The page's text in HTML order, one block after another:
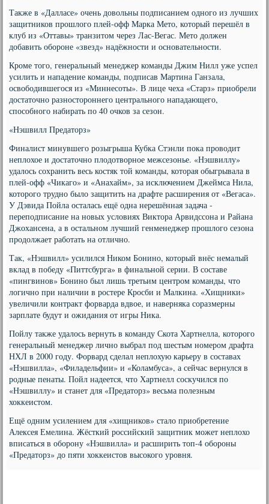
Также в «Далласе» очень довольны подписанием одного из лучших
защитников прошлого плей-офф Марка Мето, который перешёл в
клуб из «Оттавы» транзитом через Лас-Вегас. Мето должен
добавить обороне «звезд» надёжности и основательности.
Кроме того, генеральный менеджер команды Джим Нилл уже успел
усилить и нападение команды, подписав Мартина Ганзала,
освободившегося из «Миннесоты». В лице чеха «Старз» приобрели
достаточно разностороннего центрального нападающего,
способного набирать по 40 очков за сезон.
«Нэшвилл Предаторз»
Финалист минувшего розыгрыша Кубка Стэнли пока проводит
неплохое и достаточно плодотворное межсезонье. «Нэшвиллу»
удалось сохранить весь костяк той команды, которая обыгрывала в
плей-офф «Чикаго» и «Анахайм», за исключением Джеймса Нила,
которого трудно было защитить на драфте расширения от «Вегаса».
У Дэвида Пойла осталась ещё одна нерешённая задача -
переподписание на новых условиях Виктора Арвидссона и Райана
Джохансена, а в остальном лучший генменеджер прошлого сезона
продолжает работать на отлично.
Так, «Нэшвилл» усилился Ником Бонино, который внёс немалый
вклад в победу «Питтсбурга» в финальной серии. В составе
«пингвинов» Бонино был лишь третьим центром команды, что
логично при наличии в ростере Кросби и Малкина. «Хищники»
увеличили контракт форварда вдвое, и наверняка соразмерны
зарплате будут и ожидания от игры Ника.
Пойлу также удалось вернуть в команду Скота Хартнелла, которого
генеральный менеджер лично выбрал под шестым номером драфта
НХЛ в 2000 году. Форвард сделал неплохую карьеру в составах
«Нэшвилла», «Филадельфии» и «Коламбуса», а сейчас вернулся в
родные пенаты. Пойл надеется, что Хартнелл соскучился по
«Нэшвиллу» и станет для «Предаторз» весьма полезным
хоккеистом.
Ещё одним усилением для «хищников» стало приобретение
Алексея Емелина. Жёсткий российский защитник может неплохо
вписаться в оборону «Нэшвилла» и расширить топ-4 обороны
«Предаторз» до пяти хоккеистов высокого уровня.